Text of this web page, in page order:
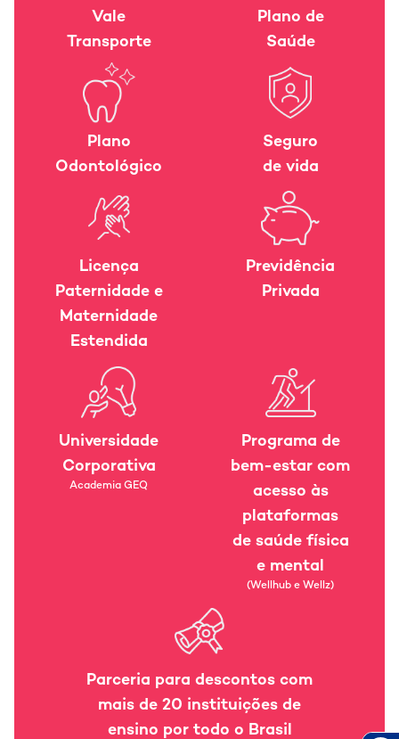
Vale
Transporte
Plano de
Saúde
Plano
Odontológico
Seguro
de vida
Licença
Paternidade e
Maternidade
Estendida
Previdência
Privada
Universidade
Corporativa
Academia GEQ
Programa de
bem-estar com
acesso às
plataformas
de saúde física
e mental
(Wellhub e Wellz)
Parceria para descontos com
mais de 20 instituições de
ensino por todo o Brasil